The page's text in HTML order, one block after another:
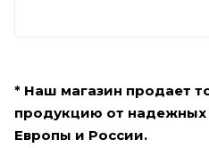
* Наш магазин продает
продукцию от
Европы и России.